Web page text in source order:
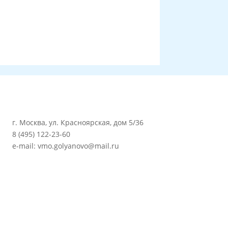
г. Москва, ул. Красноярская, дом 5/36
8 (495) 122-23-60
e-mail: vmo.golyanovo@mail.ru